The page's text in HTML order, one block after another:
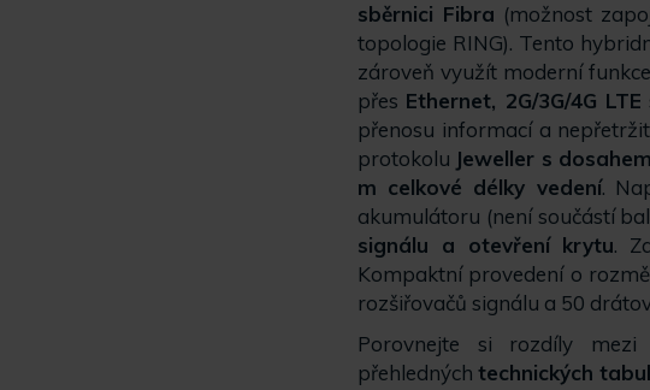
sběrnici Fibra (možnost
topologie RING). Tento
zároveň využít moderní
přes Ethernet, 2G/3G/4G LTE
přenosu informací a
protokolu Jeweller s
m celkové délky vedení.
akumulátoru (není součástí
signálu a otevření krytu.
Kompaktní provedení o
rozšiřovačů signálu a 50
Porovnejte si rozdíly mezi
přehledných technických